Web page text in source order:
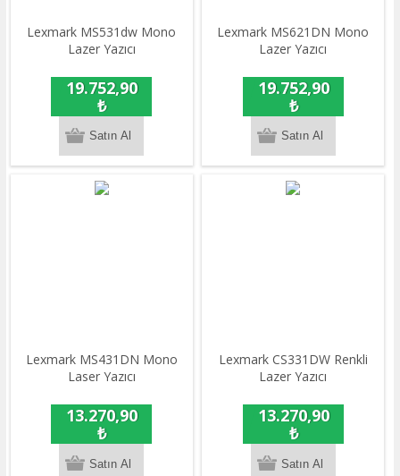
Lexmark MS531dw Mono
Lazer Yazıcı
19.752,90
₺
Lexmark MS621DN Mono
Lazer Yazıcı
19.752,90
₺
Lexmark MS431DN Mono
Laser Yazıcı
13.270,90
₺
Lexmark CS331DW Renkli
Lazer Yazıcı
13.270,90
₺